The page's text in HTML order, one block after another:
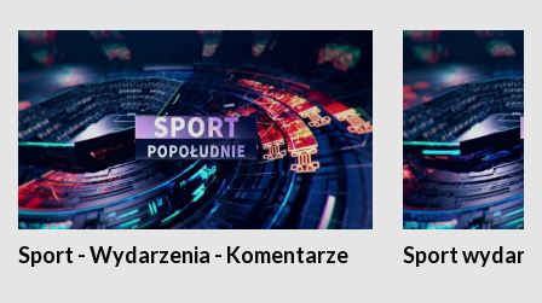
Sport - Wydarzenia - Komentarze Sport